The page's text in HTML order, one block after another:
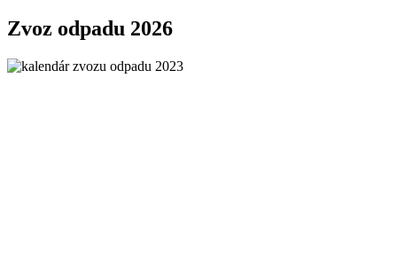
Zvoz odpadu 2026